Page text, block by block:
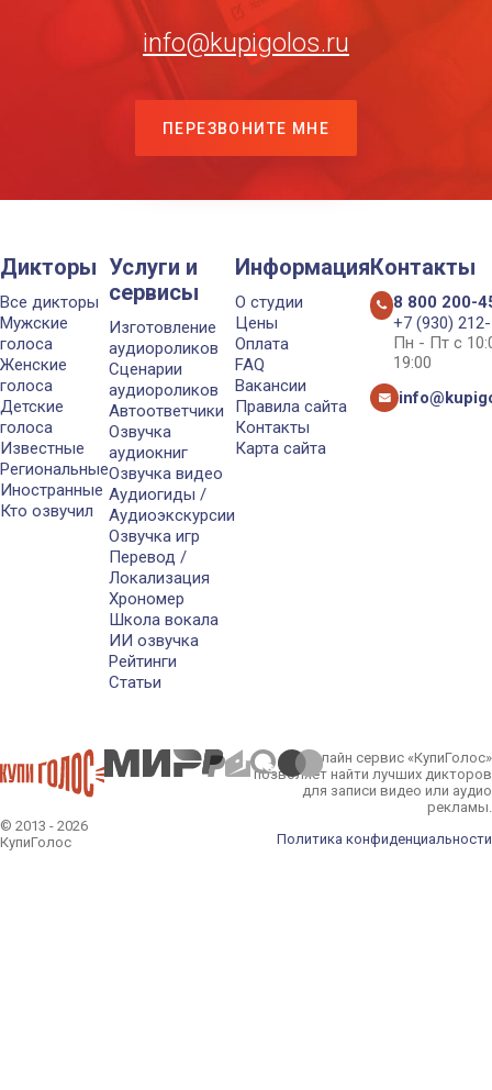
info@kupigolos.ru
ПЕРЕЗВОНИТЕ МНЕ
Дикторы
Все дикторы
Мужские
голоса
Женские
голоса
Детские
голоса
Известные
Региональные
Иностранные
Кто озвучил
Услуги и
сервисы
Изготовление
аудиороликов
Сценарии
аудиороликов
Автоответчики
Озвучка
аудиокниг
Озвучка видео
Аудиогиды /
Аудиоэкскурсии
Озвучка игр
Перевод /
Локализация
Хрономер
Школа вокала
ИИ озвучка
Рейтинги
Статьи
Информация
О студии
Цены
Оплата
FAQ
Вакансии
Правила сайта
Контакты
Карта сайта
Контакты
8 800 200-
+7 (930)
Пн - Пт с
19:00
© 2013 - 2026
КупиГолос
Онлайн сервис «КупиГолос»
позволяет найти лучших дикторов
для записи видео или аудио
рекламы.
Политика конфиденциальности